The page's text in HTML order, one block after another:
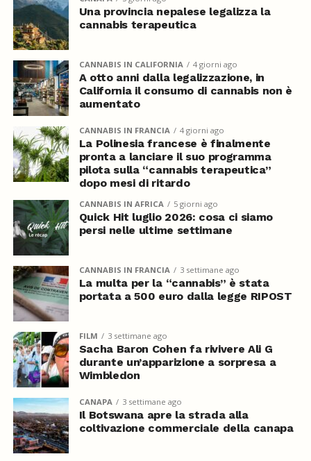
Una provincia nepalese legalizza la
cannabis terapeutica
CANNABIS IN CALIFORNIA 4 giorni ago
A otto anni dalla legalizzazione, in
California il consumo di cannabis non è
aumentato
CANNABIS IN FRANCIA 4 giorni ago
La Polinesia francese è finalmente
pronta a lanciare il suo programma
pilota sulla “cannabis terapeutica”
dopo mesi di ritardo
CANNABIS IN AFRICA 5 giorni ago
Quick Hit luglio 2026: cosa ci siamo
persi nelle ultime settimane
CANNABIS IN FRANCIA 3 settimane ago
La multa per la “cannabis” è stata
portata a 500 euro dalla legge RIPOST
FILM 3 settimane ago
Sacha Baron Cohen fa rivivere Ali G
durante un’apparizione a sorpresa a
Wimbledon
CANAPA 3 settimane ago
Il Botswana apre la strada alla
coltivazione commerciale della canapa